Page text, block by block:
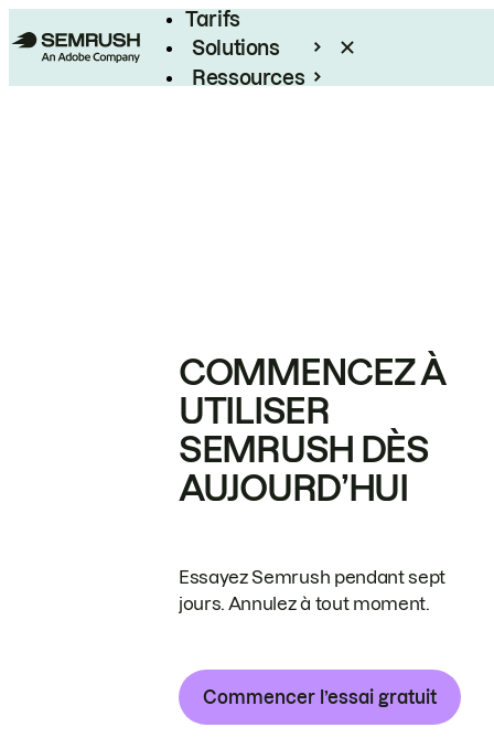
Tarifs
Solutions
Ressources
COMMENCEZ À
UTILISER
SEMRUSH DÈS
AUJOURD’HUI
Essayez Semrush pendant sept
jours. Annulez à tout moment.
Commencer l’essai gratuit